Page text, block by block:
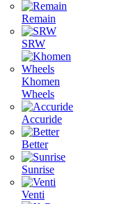
Remain
SRW
Khomen
Wheels
Accuride
Better
Sunrise
Venti